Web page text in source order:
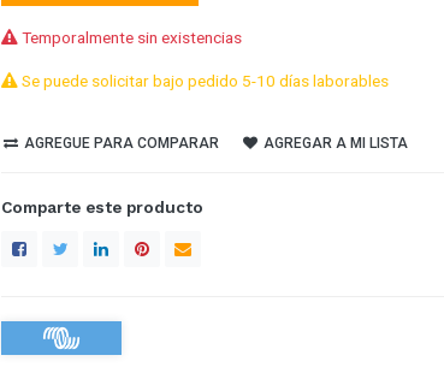
Temporalmente sin existencias
Se puede solicitar bajo pedido 5-10 días laborables
AGREGUE PARA COMPARAR AGREGAR A MI LISTA
Comparte este producto